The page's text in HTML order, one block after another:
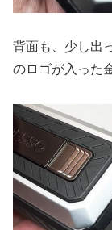
背面も、少し出
のロゴが入った